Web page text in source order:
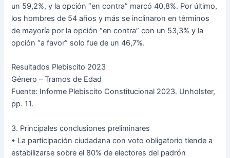
un 59,2%, y la opción “en contra” marcó 40,8%. Por último,
los hombres de 54 años y más se inclinaron en términos
de mayoría por la opción “en contra” con un 53,3% y la
opción “a favor” solo fue de un 46,7%.
Resultados Plebiscito 2023
Género – Tramos de Edad
Fuente: Informe Plebiscito Constitucional 2023. Unholster,
pp. 11.
3. Principales conclusiones preliminares
• La participación ciudadana con voto obligatorio tiende a
estabilizarse sobre el 80% de electores del padrón